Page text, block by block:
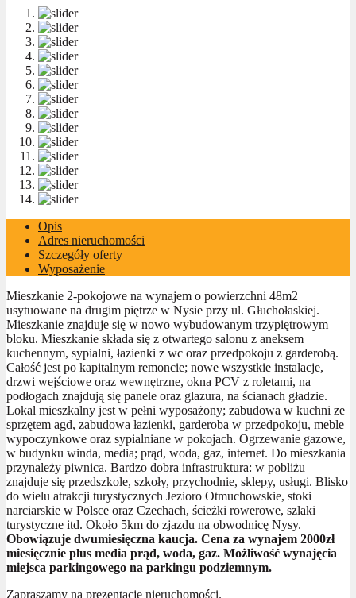
Opis
Adres nieruchomości
Szczegóły oferty
Wyposażenie
Mieszkanie 2-pokojowe na wynajem o powierzchni 48m2
usytuowane na drugim piętrze w Nysie przy ul. Głuchołaskiej.
Mieszkanie znajduje się w nowo wybudowanym trzypiętrowym
bloku. Mieszkanie składa się z otwartego salonu z aneksem
kuchennym, sypialni, łazienki z wc oraz przedpokoju z garderobą.
Całość jest po kapitalnym remoncie; nowe wszystkie instalacje,
drzwi wejściowe oraz wewnętrzne, okna PCV z roletami, na
podłogach znajdują się panele oraz glazura, na ścianach gładzie.
Lokal mieszkalny jest w pełni wyposażony; zabudowa w kuchni ze
sprzętem agd, zabudowa łazienki, garderoba w przedpokoju, meble
wypoczynkowe oraz sypialniane w pokojach. Ogrzewanie gazowe,
w budynku winda, media; prąd, woda, gaz, internet. Do mieszkania
przynależy piwnica. Bardzo dobra infrastruktura: w pobliżu
znajduje się przedszkole, szkoły, przychodnie, sklepy, usługi. Blisko
do wielu atrakcji turystycznych Jezioro Otmuchowskie, stoki
narciarskie w Polsce oraz Czechach, ścieżki rowerowe, szlaki
turystyczne itd. Około 5km do zjazdu na obwodnicę Nysy.
Obowiązuje dwumiesięczna kaucja. Cena za wynajem 2000zł
miesięcznie plus media prąd, woda, gaz. Możliwość wynajęcia
miejsca parkingowego na parkingu podziemnym.
Zapraszamy na prezentację nieruchomości.